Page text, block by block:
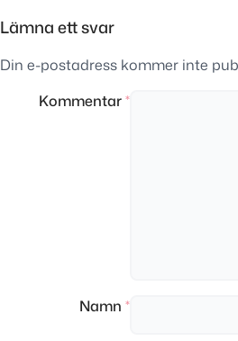
Lämna ett svar
Din e-postadress kommer inte
Kommentar*
Namn *